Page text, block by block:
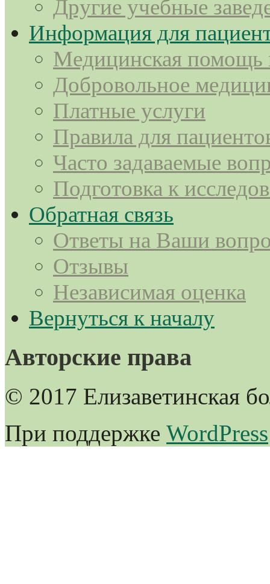
Другие учебные
Информация для
Медицинская
Добровольное
Платные услуги
Правила для
Часто задаваемые
Подготовка к
Обратная связь
Ответы на Ваши
Отзывы
Независимая оценка
Вернуться к началу
Авторские права
© 2017 Елизаветинская
При поддержке WordPress